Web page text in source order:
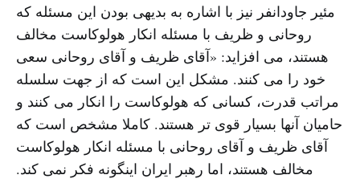
مئیر جاودانفر نیز با اشاره به بدیهى بودن این مسئله که
روحانى و ظریف با مسئله انکار هولوکاست مخالف
هستند، مى افزاید: «آقاى ظریف و آقاى روحانى سعى
خود را مى کنند. مشکل این است که از جهت سلسله
مراتب قدرت، کسانى که هولوکاست را انکار مى کنند و
حامیان آنها بسیار قوى تر هستند. کاملا مشخص است که
آقاى ظریف و آقاى روحانى با مسئله انکار هولوکاست
مخالف هستند، اما رهبر ایران اینگونه فکر نمى کند.